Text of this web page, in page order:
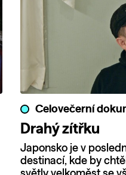
Celovečerní
Drahý zítřku
Japonsko je v
destinací, kde by